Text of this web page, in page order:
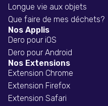
Longue vie aux objets
Que faire de mes déchets?
Nos Applis
Dero pour iOS
Dero pour Android
Nos Extensions
Extension Chrome
Extension Firefox
Extension Safari